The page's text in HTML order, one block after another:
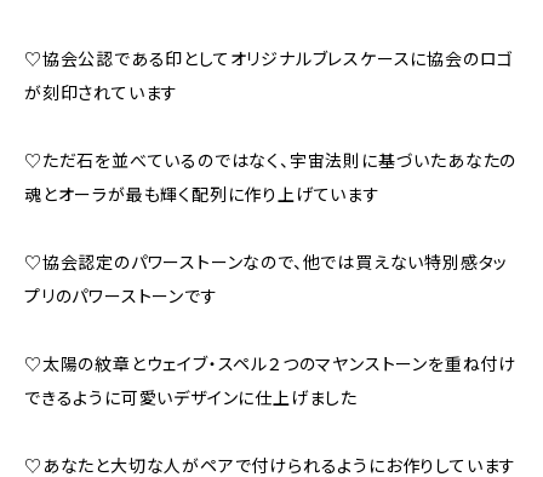
♡協会公認である印としてオリジナルブレスケースに協会のロゴ
が刻印されています
♡ただ石を並べているのではなく、宇宙法則に基づいたあなたの
魂とオーラが最も輝く配列に作り上げています
♡協会認定のパワーストーンなので、他では買えない特別感タッ
プリのパワーストーンです
♡太陽の紋章とウェイブ・スペル２つのマヤンストーンを重ね付け
できるように可愛いデザインに仕上げました
♡あなたと大切な人がペアで付けられるようにお作りしています